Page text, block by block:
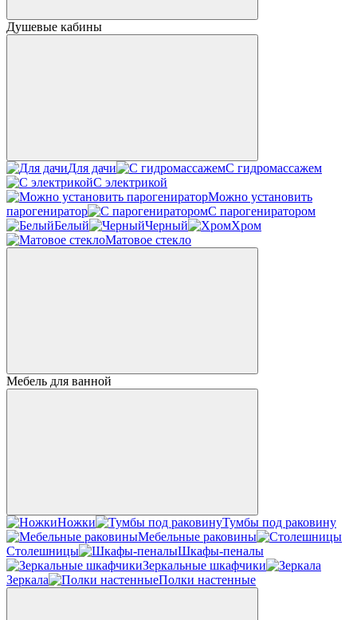
Душевые кабины
Для дачи
С гидромассажем
С электрикой
Можно установить
парогениратор
С парогениратором
Белый
Черный
Хром
Матовое стекло
Мебель для ванной
Ножки
Тумбы под раковину
Мебельные раковины
Столешницы
Шкафы-пеналы
Зеркальные шкафчики
Зеркала
Полки настенные